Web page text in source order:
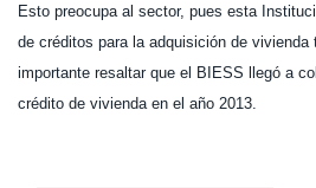
Esto preocupa al sector, pues esta
de créditos para la adquisición de
importante resaltar que el BIESS llegó a
crédito de vivienda en el año 2013.